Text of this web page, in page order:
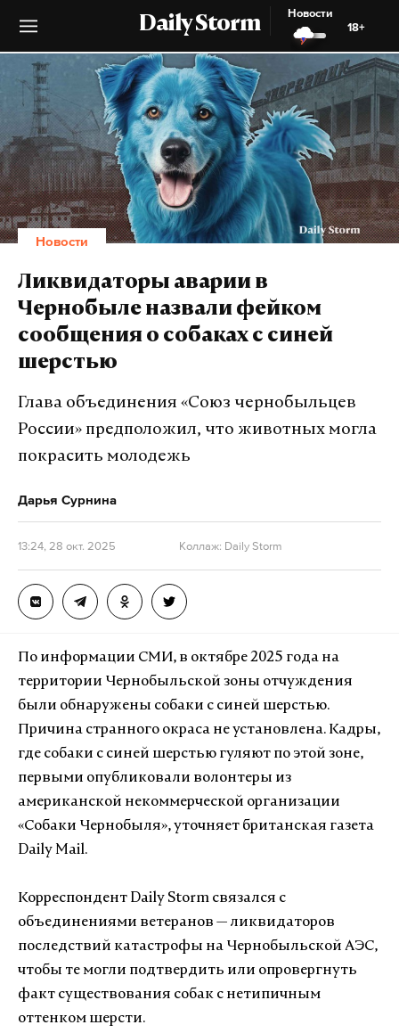
Daily Storm
Новости
18+
Новости
Ликвидаторы аварии в
Чернобыле назвали фейком
сообщения о собаках с синей
шерстью
Глава объединения «Союз чернобыльцев
России» предположил, что животных могла
покрасить молодежь
Дарья Сурнина
13:24, 28 окт. 2025 Коллаж: Daily Storm
По информации СМИ, в октябре 2025 года на
территории Чернобыльской зоны отчуждения
были обнаружены собаки с синей шерстью.
Причина странного окраса не установлена. Кадры,
где собаки с синей шерстью гуляют по этой зоне,
первыми опубликовали волонтеры из
американской некоммерческой организации
«Собаки Чернобыля», уточняет британская газета
Daily Mail.
Корреспондент Daily Storm связался с
объединениями ветеранов — ликвидаторов
последствий катастрофы на Чернобыльской АЭС,
чтобы те могли подтвердить или опровергнуть
факт существования собак с нетипичным
оттенком шерсти.